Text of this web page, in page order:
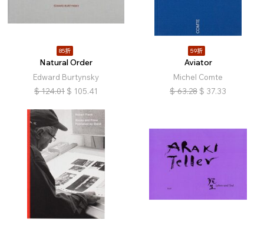
85折
Natural Order
Edward Burtynsky
$ 124.01 $ 105.41
59折
Aviator
Michel Comte
$ 63.28 $ 37.33